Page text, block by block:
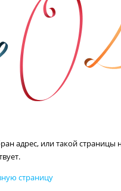
адрес, или такой страницы
страницу